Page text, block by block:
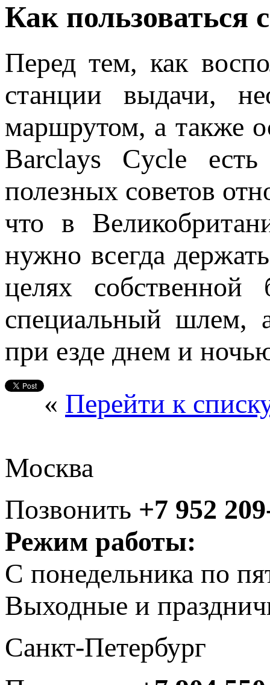
Как пользоваться
Перед тем, как
станции выдачи,
маршрутом, а также
Barclays Cycle
полезных советов
что в
нужно всегда
целях собственной
специальный шлем,
при езде днем и
« Перейти к
Москва
Позвонить +7 952
Режим работы:
С понедельника по
Выходные и
Санкт-Петербург